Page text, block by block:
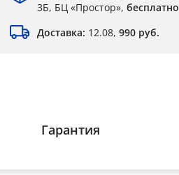
3Б, БЦ «Простор», бесплатно
Доставка: 12.08, 990 руб.
Гарантия